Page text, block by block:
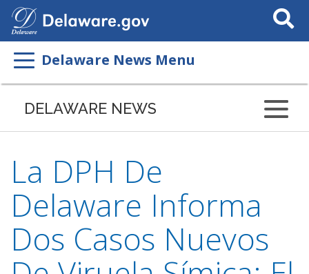
Search
This
Delaware News Menu
DELAWARE NEWS
La DPH De
Delaware Informa
Dos Casos Nuevos